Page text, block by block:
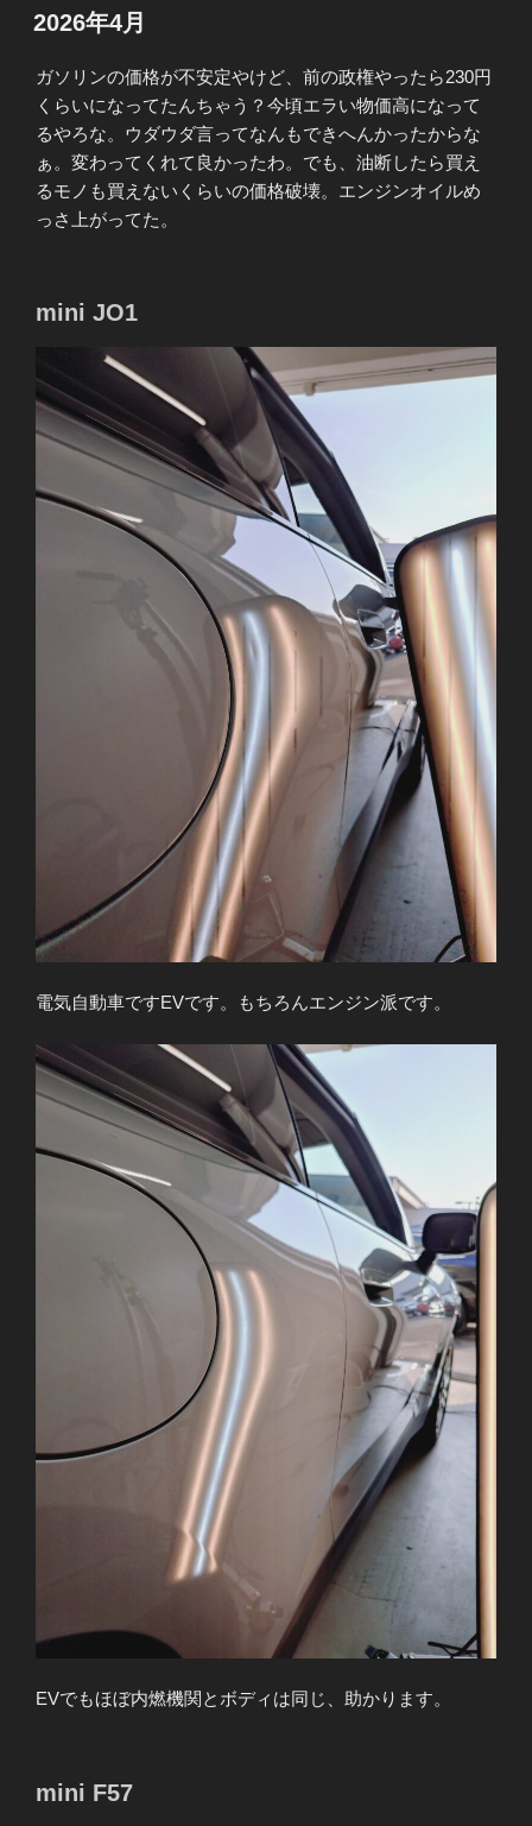
稿
日:
2026年4月
ガソリンの価格が不安定やけど、前の政権やったら230円
くらいになってたんちゃう？今頃エラい物価高になって
るやろな。ウダウダ言ってなんもできへんかったからな
ぁ。変わってくれて良かったわ。でも、油断したら買え
るモノも買えないくらいの価格破壊。エンジンオイルめ
っさ上がってた。
mini JO1
電気自動車ですEVです。もちろんエンジン派です。
EVでもほぼ内燃機関とボディは同じ、助かります。
mini F57